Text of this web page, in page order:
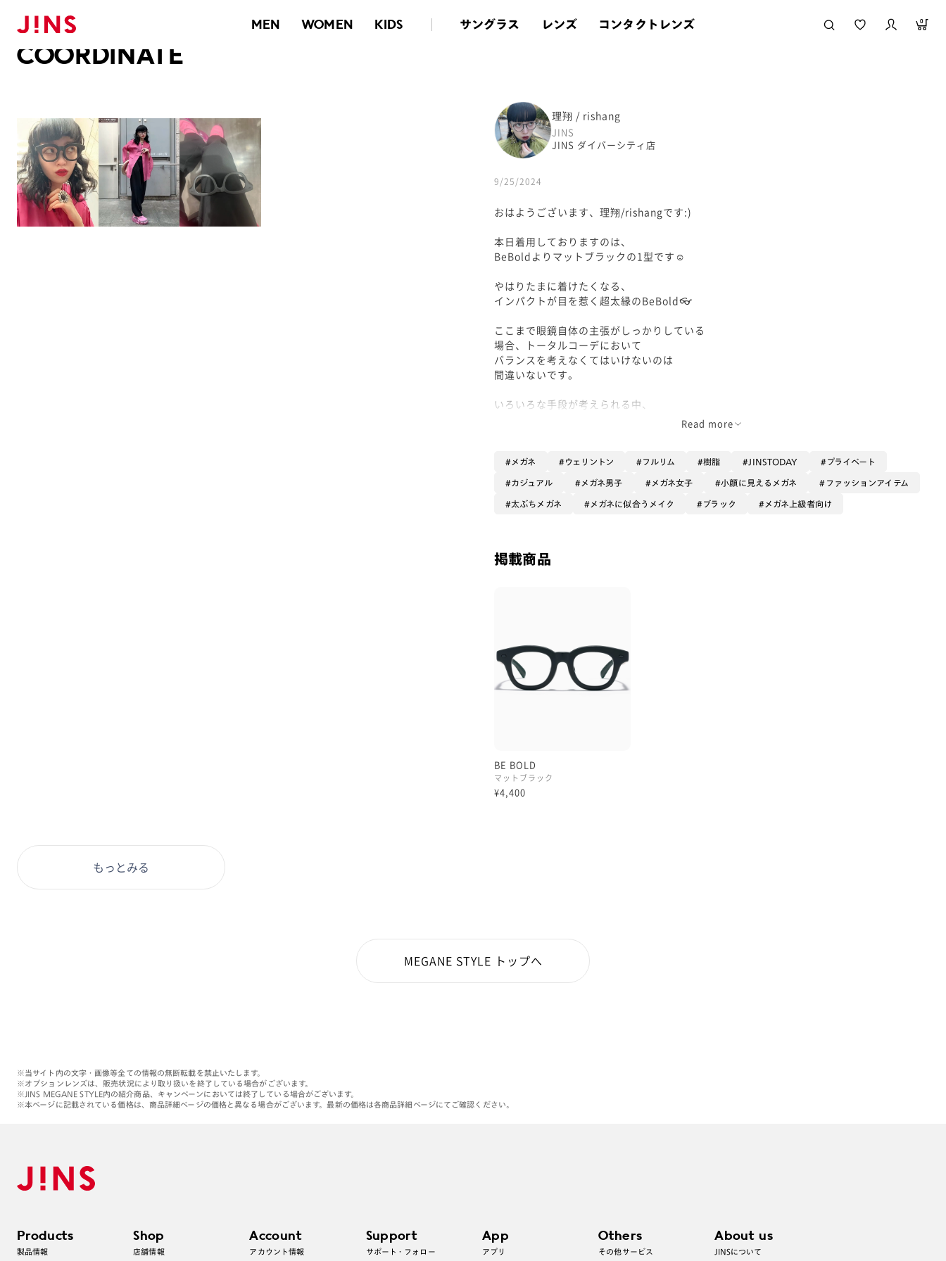
MEN WOMEN KIDS サングラス レンズ コンタクトレンズ 0
メガネのJINS TOP
COORDINATE
理翔 / rishang
JINS
JINS ダイバーシティ店
9/25/2024
おはようございます、理翔/rishangです:)
本日着用しておりますのは、
BeBoldよりマットブラックの1型です☺︎
やはりたまに着けたくなる、
インパクトが目を惹く超太縁のBeBold👓
ここまで眼鏡自体の主張がしっかりしている
場合、トータルコーデにおいて
バランスを考えなくてはいけないのは
間違いないです。
いろいろな手段が考えられる中、
私は本日『大胆に足し算』に踏み切ってます:)
赤リップ💄で
身の回り全体の発色が強いところに
細めの縁で引き算バランスを取ることは
わりとどんな眼鏡にもできますが
楽しんでみたい、等お考えの方には
ぜひBeBoldをお試しいただきたいです☺︎
本日もご覧くださりありがとうございます☺︎
Read more
メガネ ウェリントン フルリム 樹脂 JINSTODAY プライベート
カジュアル メガネ男子 メガネ女子 小顔に見えるメガネ ファッションアイテム
太ぶちメガネ メガネに似合うメイク ブラック メガネ上級者向け
掲載商品
BE BOLD
マットブラック
¥4,400
もっとみる
MEGANE STYLE トップへ
※当サイト内の文字・画像等全ての情報の無断転載を禁止いたします。
※オプションレンズは、販売状況により取り扱いを終了している場合がございます。
※JINS MEGANE STYLE内の紹介商品、キャンペーンにおいては終了している場合がございます。
※本ページに記載されている価格は、商品詳細ページの価格と異なる場合がございます。最新の価格は各商品詳細ページにてご確認ください。
Products
製品情報
Shop
店舗情報
Account
アカウント情報
Support
サポート・フォロー
App
アプリ
Others
その他サービス
About us
JINSについて